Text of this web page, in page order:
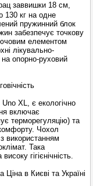
заввишки 18 см,
130 кг на одне
пружинний блок
забезпечує точкову
елементом
лікувально-
опорно-руховий
XL, є екологічно
включає
терморегуляцію) та
Чохол
використанням
Така
гігієнічність.
в Києві та Україні